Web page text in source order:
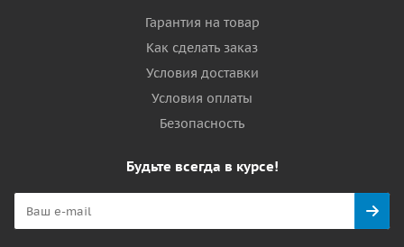
Гарантия на товар
Как сделать заказ
Условия доставки
Условия оплаты
Безопасность
Будьте всегда в курсе!